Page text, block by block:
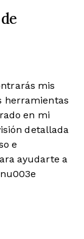
mis
herramientas
en mi
detallada
e
ayudarte a